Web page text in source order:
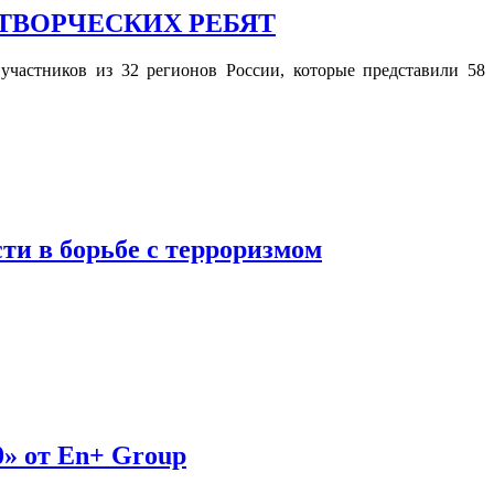
РЕБЯТ
из 32 регионов России, которые представили 58
в борьбе с терроризмом
от En+ Group